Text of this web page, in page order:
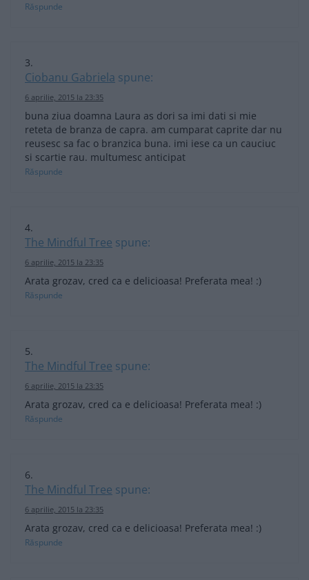
Răspunde
Ciobanu Gabriela spune:
6 aprilie, 2015 la 23:35
buna ziua doamna Laura as dori sa imi dati si mie
reteta de branza de capra. am cumparat caprite dar nu
reusesc sa fac o branzica buna. imi iese ca un cauciuc
si scartie rau. multumesc anticipat
Răspunde
The Mindful Tree spune:
6 aprilie, 2015 la 23:35
Arata grozav, cred ca e delicioasa! Preferata mea! :)
Răspunde
The Mindful Tree spune:
6 aprilie, 2015 la 23:35
Arata grozav, cred ca e delicioasa! Preferata mea! :)
Răspunde
The Mindful Tree spune:
6 aprilie, 2015 la 23:35
Arata grozav, cred ca e delicioasa! Preferata mea! :)
Răspunde